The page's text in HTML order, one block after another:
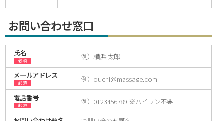
お問い合わせ窓口
氏名
必須
メールアドレス
必須
電話番号
必須